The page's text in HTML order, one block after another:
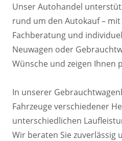
Unser Autohandel
rund um den Autokauf –
Fachberatung und
Neuwagen oder
Wünsche und zeigen Ihnen
In unserer
Fahrzeuge verschiedener
unterschiedlichen
Wir beraten Sie zuverlässig